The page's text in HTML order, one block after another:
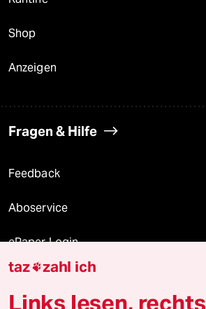
Shop
Anzeigen
Fragen & Hilfe
Feedback
Aboservice
ePaper Login
Downloads für Abonnierende
taz zahl ich
Links lesen, rechts